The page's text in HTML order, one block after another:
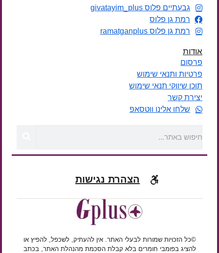
גבעתיים פלוס givatayim_plus
רמת גן פלוס
רמת גן פלוס ramatganplus
אודות
פרסום
פרטיות ותנאי שימוש
תוכן שיווקי תנאי שימוש
יצירת קשר
שלחו אלינו ווטסאפ
הצהרת נגישות
©כל הזכויות שמורות לבעלי האתר. אין להעתיק, לשכפל, להפיץ או
להציג בפומבי חומרים בלא קבלת הסכמת מהנהלת האתר, בכתב